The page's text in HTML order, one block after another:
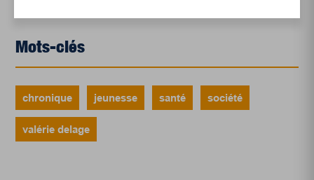
Mots-clés
chronique jeunesse santé société
valérie delage